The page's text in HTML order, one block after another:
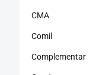
CMA
Comil
Complementar